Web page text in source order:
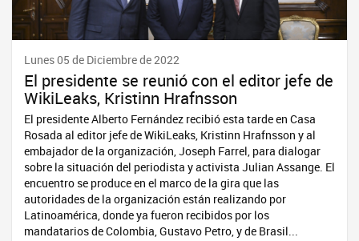
Lunes 05 de Diciembre de 2022
El presidente se reunió con el editor jefe de
WikiLeaks, Kristinn Hrafnsson
El presidente Alberto Fernández recibió esta tarde en Casa
Rosada al editor jefe de WikiLeaks, Kristinn Hrafnsson y al
embajador de la organización, Joseph Farrel, para dialogar
sobre la situación del periodista y activista Julian Assange. El
encuentro se produce en el marco de la gira que las
autoridades de la organización están realizando por
Latinoamérica, donde ya fueron recibidos por los
mandatarios de Colombia, Gustavo Petro, y de Brasil...